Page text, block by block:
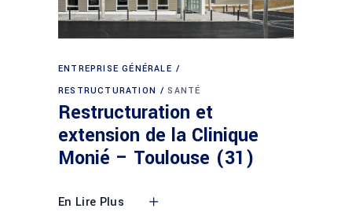
ENTREPRISE GÉNÉRALE
RESTRUCTURATION
SANTÉ
Restructuration et
extension de la Clinique
Monié – Toulouse (31)
En Lire Plus